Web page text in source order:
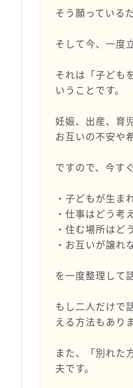
そう願っている
そして今、一度
それは「子ども
いうことです。
妊娠、出産、育
お互いの不安や
ですので、今す
・子どもが生ま
・仕事はどう考
・住む場所はど
・お互いが譲れ
を一度整理して
もし二人だけで
える方法もありま
また、「別れた
夫です。